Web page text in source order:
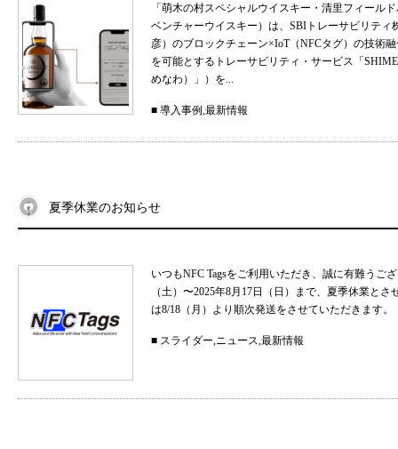
「萌木の村スペシャルウイスキー・清里フィール
ベンチャーウイスキー）は、SBIトレーサビリテ
彦）のブロックチェーン×IoT（NFCタグ）の技術
を可能とするトレーサビリティ・サービス「
めなわ）」）を...
■ 導入事例,最新情報
夏季休業のお知らせ
いつもNFC Tagsをご利用いただき、誠に有難う
（土）〜2025年8月17日（日）まで、夏季休業と
は8/18（月）より順次発送をさせていただきま
■ スライダー,ニュース,最新情報